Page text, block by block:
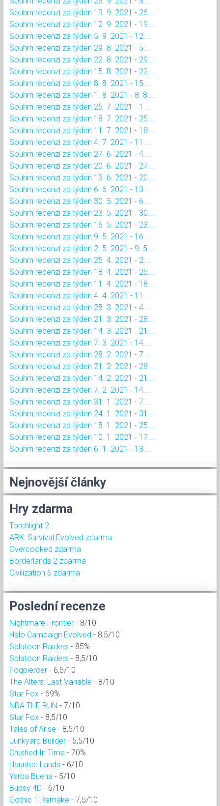
Souhrn recenzí za týden 19. 9. 2021 - 26....
Souhrn recenzí za týden 12. 9. 2021 - 19....
Souhrn recenzí za týden 5. 9. 2021 - 12....
Souhrn recenzí za týden 29. 8. 2021 - 5....
Souhrn recenzí za týden 22. 8. 2021 - 29....
Souhrn recenzí za týden 15. 8. 2021 - 22....
Souhrn recenzí za týden 8. 8. 2021 - 15....
Souhrn recenzí za týden 1. 8. 2021 - 8. 8....
Souhrn recenzí za týden 25. 7. 2021 - 1....
Souhrn recenzí za týden 18. 7. 2021 - 25....
Souhrn recenzí za týden 11. 7. 2021 - 18....
Souhrn recenzí za týden 4. 7. 2021 - 11....
Souhrn recenzí za týden 27. 6. 2021 - 4....
Souhrn recenzí za týden 20. 6. 2021 - 27....
Souhrn recenzí za týden 13. 6. 2021 - 20....
Souhrn recenzí za týden 6. 6. 2021 - 13....
Souhrn recenzí za týden 30. 5. 2021 - 6....
Souhrn recenzí za týden 23. 5. 2021 - 30....
Souhrn recenzí za týden 16. 5. 2021 - 23....
Souhrn recenzí za týden 9. 5. 2021 - 16....
Souhrn recenzí za týden 2. 5. 2021 - 9. 5....
Souhrn recenzí za týden 25. 4. 2021 - 2....
Souhrn recenzí za týden 18. 4. 2021 - 25....
Souhrn recenzí za týden 11. 4. 2021 - 18....
Souhrn recenzí za týden 4. 4. 2021 - 11....
Souhrn recenzí za týden 28. 3. 2021 - 4....
Souhrn recenzí za týden 21. 3. 2021 - 28....
Souhrn recenzí za týden 14. 3. 2021 - 21....
Souhrn recenzí za týden 7. 3. 2021 - 14....
Souhrn recenzí za týden 28. 2. 2021 - 7....
Souhrn recenzí za týden 21. 2. 2021 - 28....
Souhrn recenzí za týden 14. 2. 2021 - 21....
Souhrn recenzí za týden 7. 2. 2021 - 14....
Souhrn recenzí za týden 31. 1. 2021 - 7....
Souhrn recenzí za týden 24. 1. 2021 - 31....
Souhrn recenzí za týden 18. 1. 2021 - 25....
Souhrn recenzí za týden 10. 1. 2021 - 17....
Souhrn recenzí za týden 6. 1. 2021 - 13....
Nejnovější články
Hry zdarma
Torchlight 2
ARK: Survival Evolved zdarma
Overcooked zdarma
Borderlands 2 zdarma
Civilization 6 zdarma
Poslední recenze
Nightmare Frontier - 8/10
Halo Campaign Evolved - 8,5/10
Splatoon Raiders - 85%
Splatoon Raiders - 8,5/10
Fogpiercer - 6,5/10
The Alters: Last Variable - 8/10
Star Fox - 69%
NBA THE RUN - 7/10
Star Fox - 8,5/10
Tales of Arise - 8,5/10
Junkyard Builder - 5,5/10
Crushed In Time - 70%
Haunted Lands - 6/10
Yerba Buena - 5/10
Bubsy 4D - 6/10
Gothic 1 Remake - 7,5/10